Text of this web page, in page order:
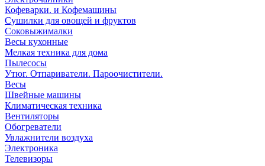
Кофеварки. и Кофемашины
Сушилки для овощей и фруктов
Соковыжималки
Весы кухонные
Мелкая техника для дома
Пылесосы
Утюг. Отпариватели. Пароочистители.
Весы
Швейные машины
Климатическая техника
Вентиляторы
Обогреватели
Увлажнители воздуха
Электроника
Телевизоры